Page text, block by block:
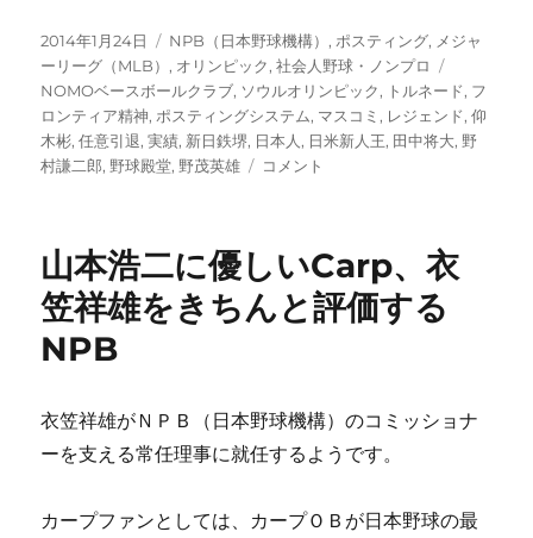
投
稿
日:
2014年1月24日
カ
テ
ゴ
リ
ー
NPB（日本野球機構） , ポスティング, メジャ
ーリーグ（MLB） , オリンピック,社会人野球・ノンプロ
グ
NOMOベースボールクラブ, ソウルオリンピック, トルネード, フ
ロンティア精神, ポスティングシステム, マスコミ , レジェンド,仰
木彬,任意引退,実績, 新日鉄堺, 日本人 , 日米新人王, 田中将大, 野
村謙二郎, 野球殿堂, 野茂英雄
祝！
り、
は
ジ
ン
コメント
山本浩二に優しいCarp、衣
笠祥雄をきちんと評価する
NPB
衣笠祥雄がＮＰＢ（日本野球機構）のコミッショナ
ーを支える常任理事に就任するようです。
カープファンとしては、カープＯＢが日本野球の最